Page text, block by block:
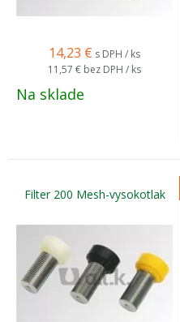
14,23 € s DPH / ks
11,57 € bez DPH / ks
Na sklade
Filter 200 Mesh-vysokotlak